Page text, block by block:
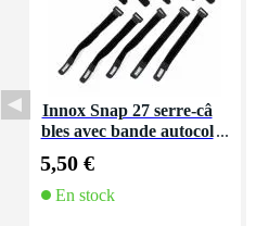
Innox Snap 27 serre-câ
bles avec bande autocol
5,50 €
En stock